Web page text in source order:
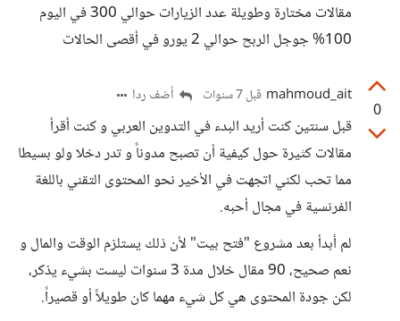
مقالات مختارة وطويلة عدد الزيارات حوالي 300 في اليوم
100% جوجل الربح حوالي 2 يورو في أقصى الحالات
0
mahmoud_ait قبل 7 سنوات أضف ردا
قبل سنتين كنت أريد البدء في التدوين العربي و كنت أقرأ
مقالات كثيرة حول كيفية أن تصبح مدوناً و تدر دخلا ولو بسيطا
مما تحب لكني اتجهت في الأخير نحو المحتوى التقني باللغة
الفرنسية في مجال أحبه.
لم أبدأ بعد مشروع "فتح بيت" لأن ذلك يستلزم الوقت والمال و
نعم صحيح، 90 مقال خلال مدة 3 سنوات ليست بشيء يذكر،
لكن جودة المحتوى هي كل شيء مهما كان طويلاً أو قصيراً.